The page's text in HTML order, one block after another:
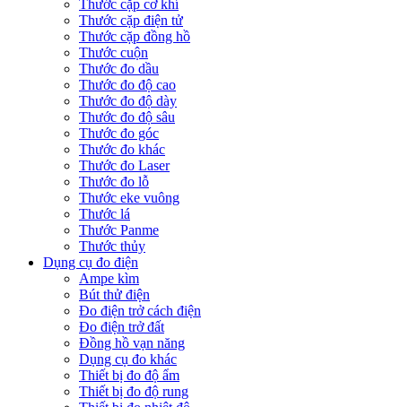
Thước cặp cơ khí
Thước cặp điện tử
Thước cặp đồng hồ
Thước cuộn
Thước đo dầu
Thước đo độ cao
Thước đo độ dày
Thước đo độ sâu
Thước đo góc
Thước đo khác
Thước đo Laser
Thước đo lỗ
Thước eke vuông
Thước lá
Thước Panme
Thước thủy
Dụng cụ đo điện
Ampe kìm
Bút thử điện
Đo điện trở cách điện
Đo điện trở đất
Đồng hồ vạn năng
Dụng cụ đo khác
Thiết bị đo độ ẩm
Thiết bị đo độ rung